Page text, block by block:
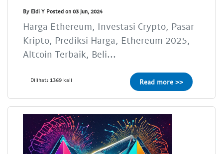
By Eldi Y Posted on 03 Jun, 2024
Harga Ethereum, Investasi Crypto, Pasar
Kripto, Prediksi Harga, Ethereum 2025,
Altcoin Terbaik, Beli...
Dilihat: 1369 kali Read more >>